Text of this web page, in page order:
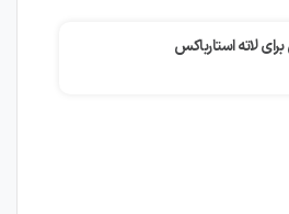
لاته استارباکس